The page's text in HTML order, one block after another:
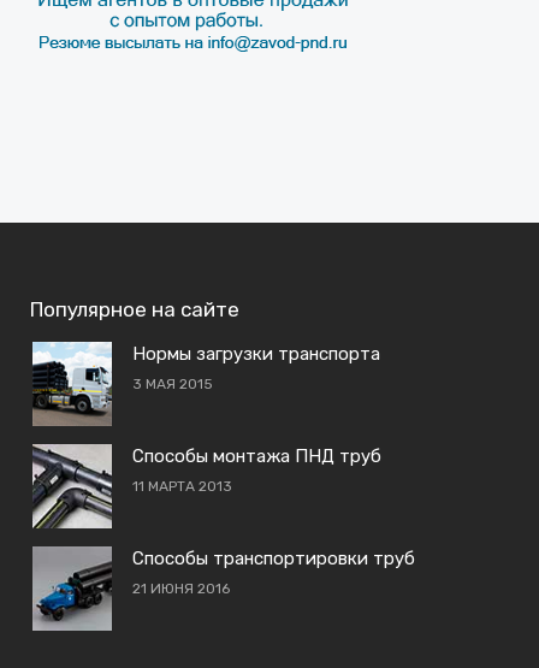
Популярное на сайте
Нормы загрузки транспорта
3 МАЯ 2015
Способы монтажа ПНД труб
11 МАРТА 2013
Способы транспортировки труб
21 ИЮНЯ 2016